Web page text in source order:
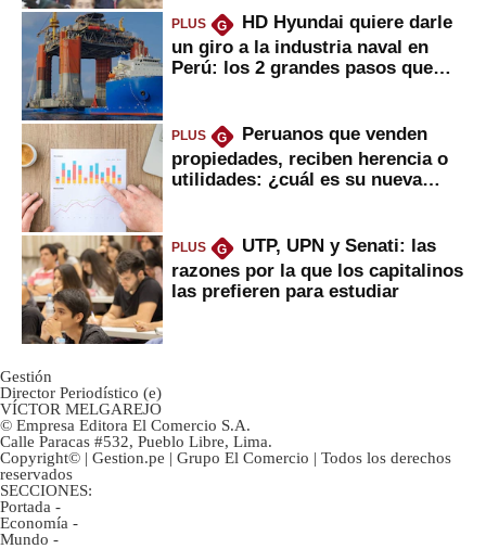
PLUS G
HD Hyundai quiere darle
un giro a la industria naval en
Perú: los 2 grandes pasos que
PLUS G
Peruanos que venden
propiedades, reciben herencia o
utilidades: ¿cuál es su nueva
PLUS G
UTP, UPN y Senati: las
razones por la que los capitalinos
las prefieren para estudiar
Gestión
Director Periodístico (e)
VÍCTOR MELGAREJO
© Empresa Editora El Comercio S.A.
Calle Paracas #532, Pueblo Libre, Lima.
Copyright© | Gestion.pe | Grupo El Comercio | Todos los derechos
reservados
SECCIONES:
Portada -
Economía -
Mundo -